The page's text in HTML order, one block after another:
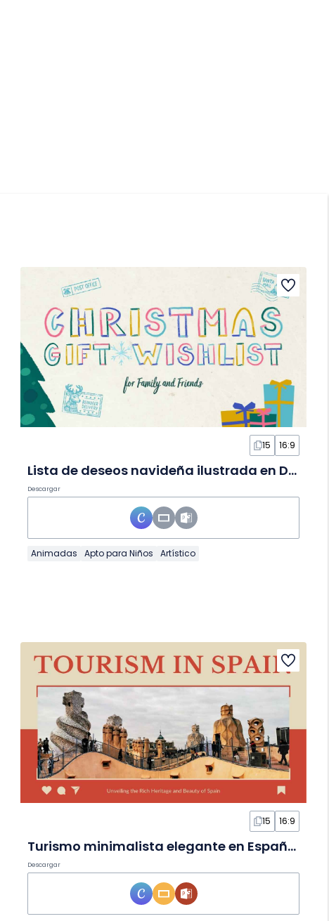
15 16:9
Lista de deseos navideña ilustrada en Diapositivas
Descargar
Animadas Apto para Niños Artístico
15 16:9
Turismo minimalista elegante en España en Diapositivas
Descargar